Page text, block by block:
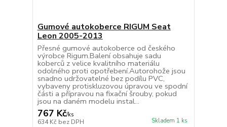
Gumové autokoberce RIGUM Seat
Leon 2005-2013
Přesné gumové autokoberce od českého
výrobce Rigum.Balení obsahuje sadu
koberců z velice kvalitního materiálu
odolného proti opotřebení.Autorohože jsou
snadno udržovatelné bez podílu PVC,
vybaveny protiskluzovou úpravou ve spodní
části a přípravou na fixační šrouby, pokud
jsou na daném modelu instal...
767 Kč/ks
634 Kč bez DPH Skladem 1 ks